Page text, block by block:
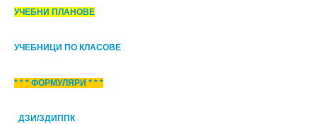
УЧЕБНИ ПЛАНОВЕ
УЧЕБНИЦИ ПО КЛАСОВЕ
* * * ФОРМУЛЯРИ * * *
ДЗИ/ЗДИППК